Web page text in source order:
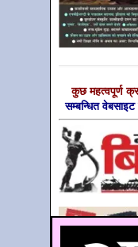
कुछ महत्‍वपूर्ण
सम्‍बन्धित